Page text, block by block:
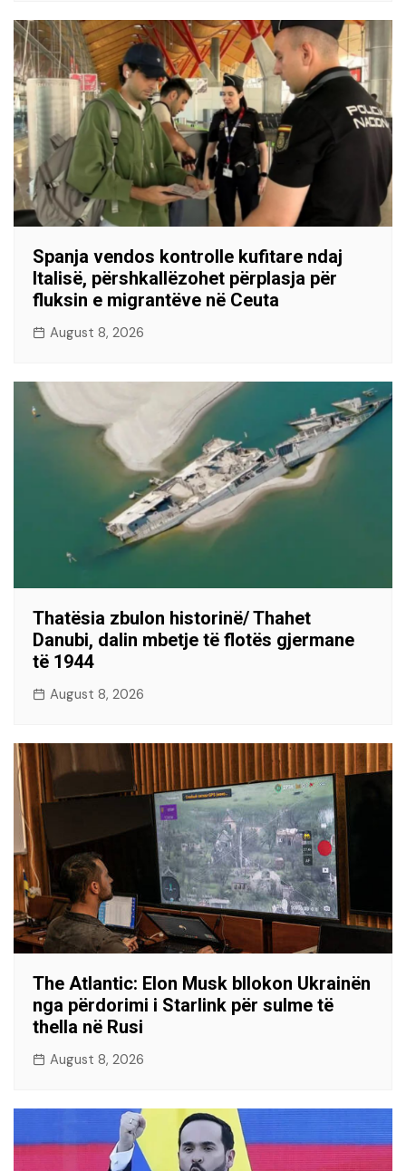
Spanja vendos kontrolle kufitare ndaj
Italisë, përshkallëzohet përplasja për
fluksin e migrantëve në Ceuta
August 8, 2026
Thatësia zbulon historinë/ Thahet
Danubi, dalin mbetje të flotës gjermane
të 1944
August 8, 2026
The Atlantic: Elon Musk bllokon Ukrainën
nga përdorimi i Starlink për sulme të
thella në Rusi
August 8, 2026